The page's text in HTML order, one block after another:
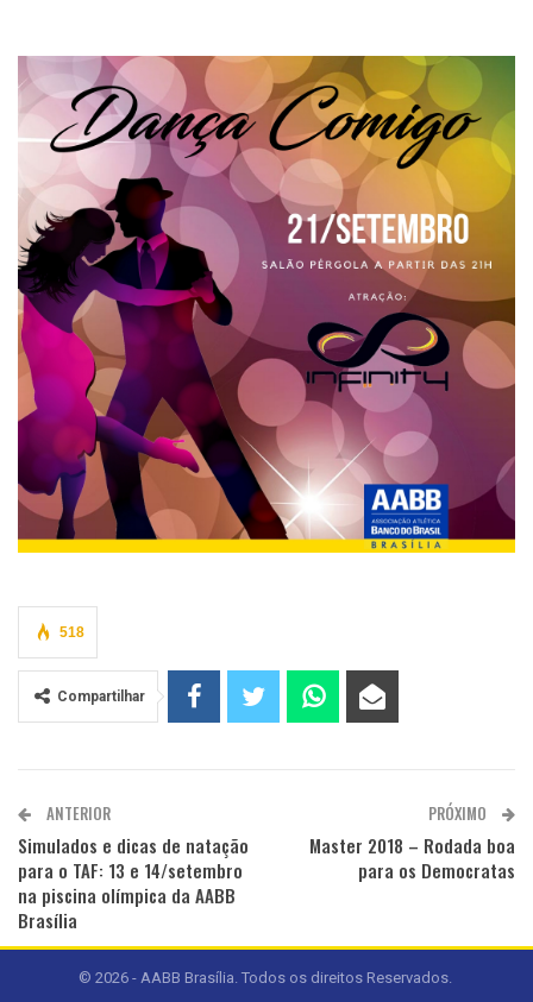
518
Compartilhar
ANTERIOR
Simulados e dicas de natação
para o TAF: 13 e 14/setembro
na piscina olímpica da AABB
Brasília
PRÓXIMO
Master 2018 – Rodada boa
para os Democratas
© 2026 - AABB Brasília. Todos os direitos Reservados.